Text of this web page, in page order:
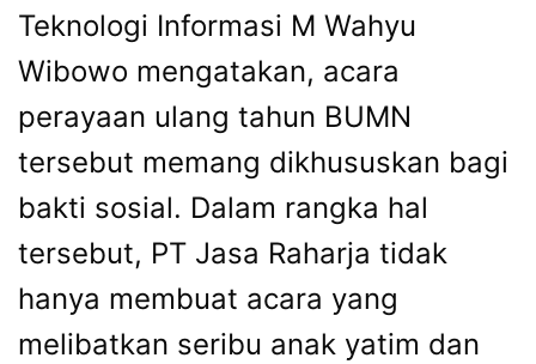
Teknologi Informasi M Wahyu
Wibowo mengatakan, acara
perayaan ulang tahun BUMN
tersebut memang dikhususkan bagi
bakti sosial. Dalam rangka hal
tersebut, PT Jasa Raharja tidak
hanya membuat acara yang
melibatkan seribu anak yatim dan